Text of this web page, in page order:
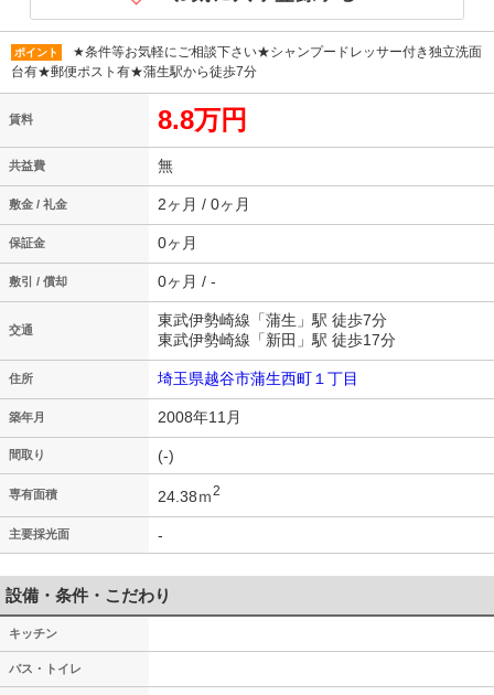
ポイント
★条件等お気軽にご相談下さい★シャンプードレッサー付き独立洗面
台有★郵便ポスト有★蒲生駅から徒歩7分
賃料 8.8万円
共益費 無
敷金 / 礼金 2ヶ月 / 0ヶ月
保証金 0ヶ月
敷引 / 償却 0ヶ月 / -
交通
東武伊勢崎線「蒲生」駅 徒歩7分
東武伊勢崎線「新田」駅 徒歩17分
住所 埼玉県越谷市蒲生西町１丁目
築年月 2008年11月
間取り (-)
専有面積 24.38ｍ2
主要採光面 -
設備・条件・こだわり
キッチン
バス・トイレ